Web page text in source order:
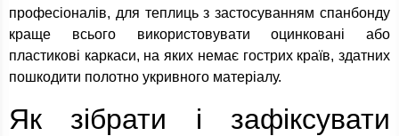
професіоналів, для теплиць з застосуванням спанбонду
краще всього використовувати оцинковані або
пластикові каркаси, на яких немає гострих країв, здатних
пошкодити полотно укривного матеріалу.
Як зібрати і зафіксувати